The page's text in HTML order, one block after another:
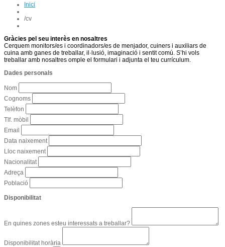
Inici
/cv
Gràcies pel seu interès en nosaltres
Cerquem monitors/es i coordinadors/es de menjador, cuiners i auxiliars de
cuina amb ganes de treballar, il·lusió, imaginació i sentit comú. S’hi vols
treballar amb nosaltres omple el formulari i adjunta el teu currículum.
Dades personals
Nom
Cognoms
Telèfon
Tlf. mòbil
Email
Data naixement
Lloc naixement
Nacionalitat
Adreça
Població
Disponibilitat
En quines zones esteu interessats a treballar?
Disponibilitat horària